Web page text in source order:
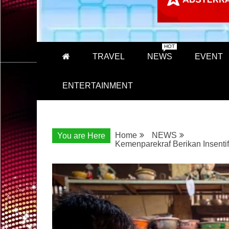
TRAVEL NEWS
HOT
EVENT
ENTERTAINMENT
You are Here Home
NEWS
Kemenparekraf Berikan